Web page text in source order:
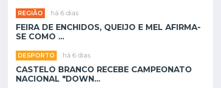
REGIÃO há 6 dias
FEIRA DE ENCHIDOS, QUEIJO E MEL AFIRMA-
SE COMO ...
DESPORTO há 6 dias
CASTELO BRANCO RECEBE CAMPEONATO
NACIONAL "DOWN...